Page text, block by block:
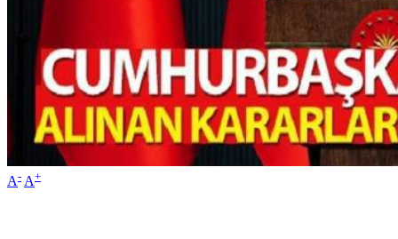
A- A+